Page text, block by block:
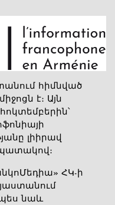
հիմնված
է։ Այն
լիիրավ
ՀԿ-ի
նաև